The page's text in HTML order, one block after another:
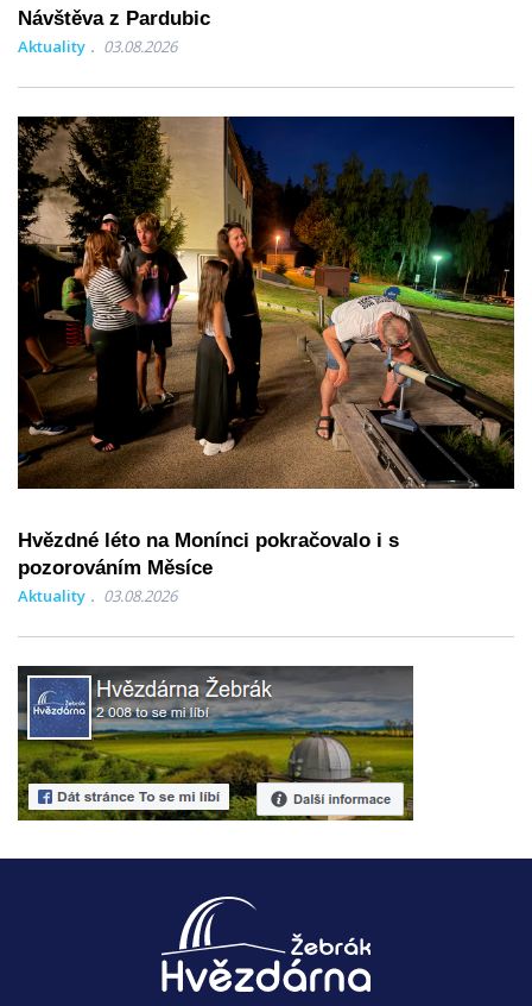
Návštěva z Pardubic
Aktuality 03.08.2026
Hvězdné léto na Monínci pokračovalo i s
pozorováním Měsíce
Aktuality 03.08.2026